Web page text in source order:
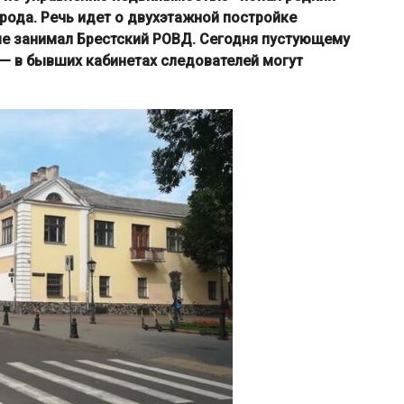
Речь идет о двухэтажной постройке
занимал Брестский РОВД. Сегодня пустующему
в бывших кабинетах следователей могут